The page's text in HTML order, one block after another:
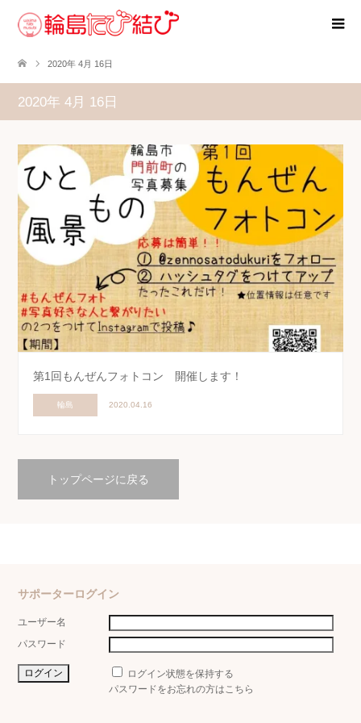
2020年 4月 16日
2020年 4月 16日
第1回もんぜんフォトコン 開催します！
輪島 2020.04.16
トップページに戻る
サポーターログイン
ユーザー名
パスワード
ログイン状態を保持する
パスワードをお忘れの方はこちら